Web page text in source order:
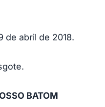
de abril de 2018.
BATOM